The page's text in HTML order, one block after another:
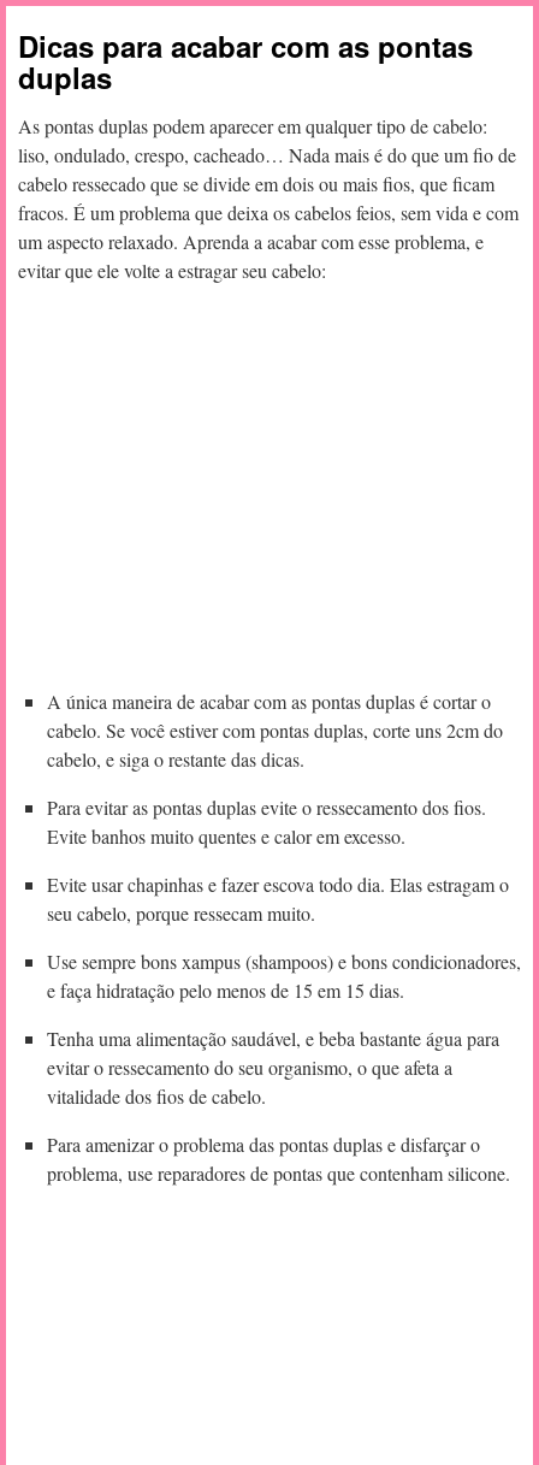
Dicas para acabar com as pontas
duplas
As pontas duplas podem aparecer em qualquer tipo de cabelo:
liso, ondulado, crespo, cacheado… Nada mais é do que um fio de
cabelo ressecado que se divide em dois ou mais fios, que ficam
fracos. É um problema que deixa os cabelos feios, sem vida e com
um aspecto relaxado. Aprenda a acabar com esse problema, e
evitar que ele volte a estragar seu cabelo:
A única maneira de acabar com as pontas duplas é cortar o
cabelo. Se você estiver com pontas duplas, corte uns 2cm do
cabelo, e siga o restante das dicas.
Para evitar as pontas duplas evite o ressecamento dos fios.
Evite banhos muito quentes e calor em excesso.
Evite usar chapinhas e fazer escova todo dia. Elas estragam o
seu cabelo, porque ressecam muito.
Use sempre bons xampus (shampoos) e bons condicionadores,
e faça hidratação pelo menos de 15 em 15 dias.
Tenha uma alimentação saudável, e beba bastante água para
evitar o ressecamento do seu organismo, o que afeta a
vitalidade dos fios de cabelo.
Para amenizar o problema das pontas duplas e disfarçar o
problema, use reparadores de pontas que contenham silicone.